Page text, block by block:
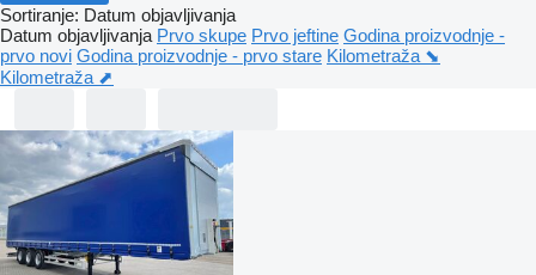
Sortiranje: Datum objavljivanja
Datum objavljivanja Prvo skupe Prvo jeftine Godina proizvodnje -
prvo novi Godina proizvodnje - prvo stare Kilometraža ⬊
Kilometraža ⬈